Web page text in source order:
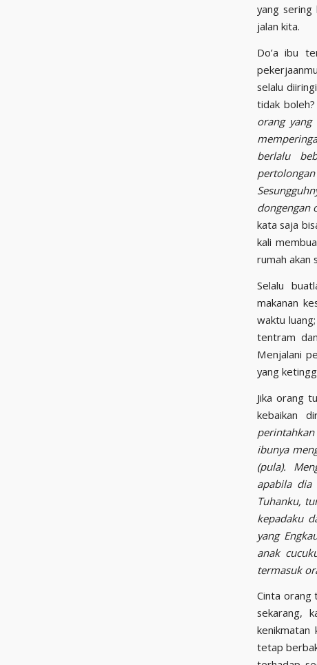
yang sering
jalan kita.
Do’a ibu
selalu
tidak
orang
berlalu
dongengan
kata saja
kali
rumah akan
Selalu
makanan
waktu
tentram
Menjalani
yang
Jika orang
kebaikan
ibunya
(pula).
apabila dia
Tuhanku,
kepadaku
yang
anak
termasuk
Cinta orang
sekarang,
kenikmatan
tetap